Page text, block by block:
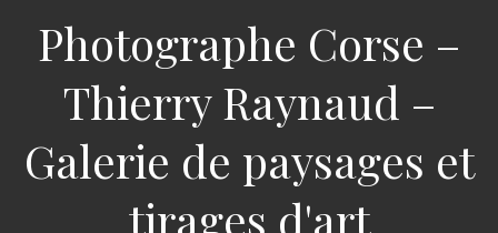
Photographe Corse –
Thierry Raynaud –
Galerie de paysages et
tirages d'art